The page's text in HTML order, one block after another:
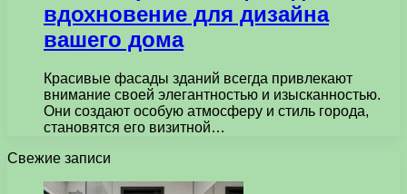
вдохновение для дизайна
вашего дома
Красивые фасады зданий всегда привлекают
внимание своей элегантностью и изысканностью.
Они создают особую атмосферу и стиль города,
становятся его визитной…
Свежие записи